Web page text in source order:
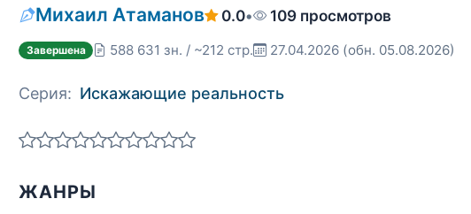
Михаил Атаманов 0.0• 109 просмотров
Завершена 588 631 зн. / ~212 стр. 27.04.2026 (обн. 05.08.2026)
Серия: Искажающие реальность
ЖАНРЫ